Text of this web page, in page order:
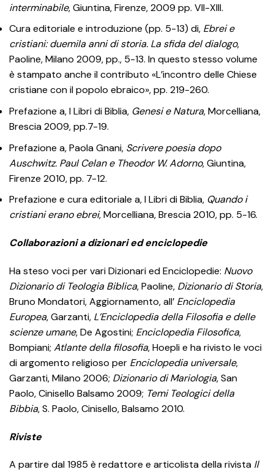
interminabile, Giuntina, Firenze, 2009 pp. VII-XIII.
Cura editoriale e introduzione (pp. 5-13) di, Ebrei e
cristiani: duemila anni di storia. La sfida del dialogo,
Paoline, Milano 2009, pp., 5-13. In questo stesso volume
è stampato anche il contributo «L’incontro delle Chiese
cristiane con il popolo ebraico», pp. 219-260.
Prefazione a, I Libri di Biblia, Genesi e Natura, Morcelliana,
Brescia 2009, pp.7-19.
Prefazione a, Paola Gnani, Scrivere poesia dopo
Auschwitz. Paul Celan e Theodor W. Adorno, Giuntina,
Firenze 2010, pp. 7-12.
Prefazione e cura editoriale a, I Libri di Biblia, Quando i
cristiani erano ebrei, Morcelliana, Brescia 2010, pp. 5-16.
Collaborazioni a dizionari ed enciclopedie
Ha steso voci per vari Dizionari ed Enciclopedie: Nuovo
Dizionario di Teologia Biblica, Paoline, Dizionario di Storia,
Bruno Mondatori, Aggiornamento, all’ Enciclopedia
Europea, Garzanti, L’Enciclopedia della Filosofia e delle
scienze umane, De Agostini; Enciclopedia Filosofica,
Bompiani; Atlante della filosofia, Hoepli e ha rivisto le voci
di argomento religioso per Enciclopedia universale,
Garzanti, Milano 2006; Dizionario di Mariologia, San
Paolo, Cinisello Balsamo 2009; Temi Teologici della
Bibbia, S. Paolo, Cinisello, Balsamo 2010.
Riviste
A partire dal 1985 è redattore e articolista della rivista Il